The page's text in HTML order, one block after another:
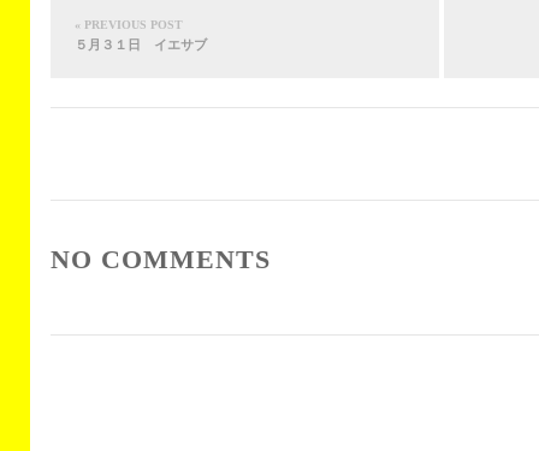
« PREVIOUS POST
５月３１日 イエサブ
NO COMMENTS